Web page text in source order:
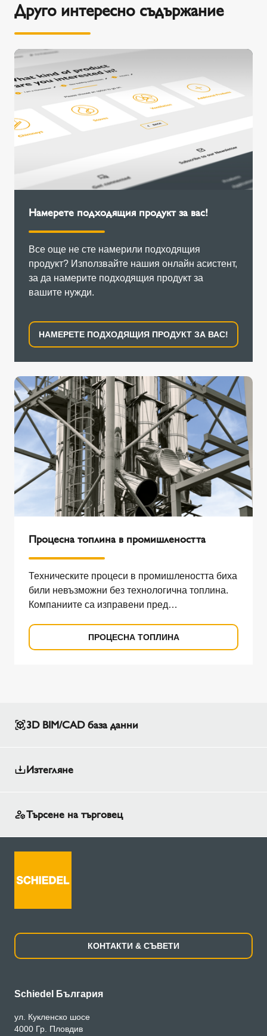
Друго интересно съдържание
Намерете подходящия продукт за вас!
Все още не сте намерили подходящия
продукт? Използвайте нашия онлайн асистент,
за да намерите подходящия продукт за
вашите нужди.
НАМЕРЕТЕ ПОДХОДЯЩИЯ ПРОДУКТ ЗА ВАС!
Процесна топлина в промишлеността
Техническите процеси в промишлеността биха
били невъзможни без технологична топлина.
Компаниите са изправени пред
оползотворяване на отпадната топлина.
ПРОЦЕСНА ТОПЛИНА
3D BIM/CAD база данни
Изтегляне
Търсене на търговец
КОНТАКТИ & СЪВЕТИ
Schiedel България
ул. Кукленско шосе
4000 Гр. Пловдив